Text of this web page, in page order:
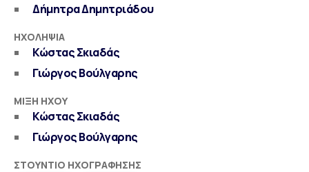
Δήμητρα Δημητριάδου
ΗΧΟΛΗΨΊΑ
Κώστας Σκιαδάς
Γιώργος Βούλγαρης
ΜΊΞΗ ΉΧΟΥ
Κώστας Σκιαδάς
Γιώργος Βούλγαρης
ΣΤΟΎΝΤΙΟ ΗΧΟΓΡΆΦΗΣΗΣ